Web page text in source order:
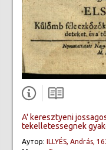
A' keresztyeni
tekelletessegnek
Аутор:
ILLYÉS, András,